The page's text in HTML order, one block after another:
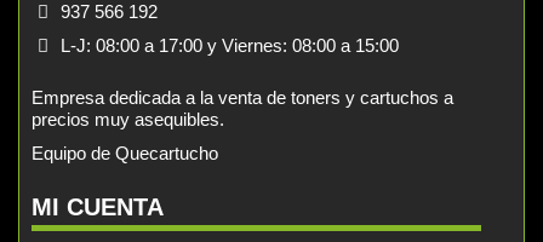
937 566 192
L-J: 08:00 a 17:00 y Viernes: 08:00 a 15:00
Empresa dedicada a la venta de toners y cartuchos a
precios muy asequibles.
Equipo de Quecartucho
MI CUENTA